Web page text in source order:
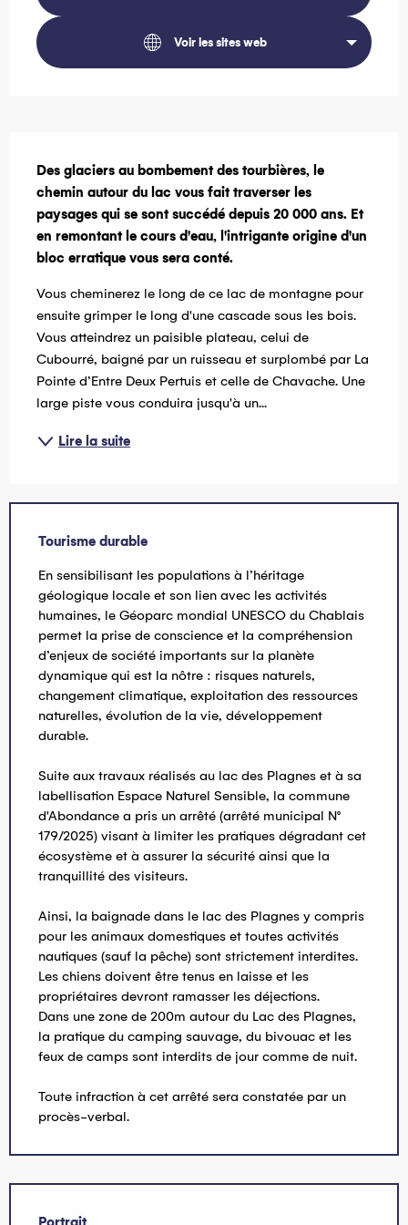
Voir les sites web
Des glaciers au bombement des tourbières, le
chemin autour du lac vous fait traverser les
paysages qui se sont succédé depuis 20 000 ans. Et
en remontant le cours d'eau, l'intrigante origine d'un
bloc erratique vous sera conté.
Vous cheminerez le long de ce lac de montagne pour
ensuite grimper le long d'une cascade sous les bois.
Vous atteindrez un paisible plateau, celui de
Cubourré, baigné par un ruisseau et surplombé par La
Pointe d’Entre Deux Pertuis et celle de Chavache. Une
large piste vous conduira jusqu'à un...
Lire la suite
Tourisme durable
En sensibilisant les populations à l’héritage
géologique locale et son lien avec les activités
humaines, le Géoparc mondial UNESCO du Chablais
permet la prise de conscience et la compréhension
d’enjeux de société importants sur la planète
dynamique qui est la nôtre : risques naturels,
changement climatique, exploitation des ressources
naturelles, évolution de la vie, développement
durable.
Suite aux travaux réalisés au lac des Plagnes et à sa
labellisation Espace Naturel Sensible, la commune
d'Abondance a pris un arrêté (arrêté municipal N°
179/2025) visant à limiter les pratiques dégradant cet
écosystème et à assurer la sécurité ainsi que la
tranquillité des visiteurs.
Ainsi, la baignade dans le lac des Plagnes y compris
pour les animaux domestiques et toutes activités
nautiques (sauf la pêche) sont strictement interdites.
Les chiens doivent être tenus en laisse et les
propriétaires devront ramasser les déjections.
Dans une zone de 200m autour du Lac des Plagnes,
la pratique du camping sauvage, du bivouac et les
feux de camps sont interdits de jour comme de nuit.
Toute infraction à cet arrêté sera constatée par un
procès-verbal.